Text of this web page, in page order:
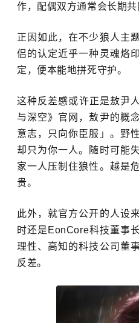
作，配偶双方通常会长期共
正因如此，在不少狼人主
侣的认定近乎一种灵魂烙
定，便本能地拼死守护。
这种反差感或许正是敖尹
与深空》官网，敖尹的概
意志，只向你臣服」。野
却只为你一人。随时可能
家一人压制住狼性。越是
贵。
此外，就官方公开的人设
时还是EonCore科技董事
理性、高知的科技公司董
反差。